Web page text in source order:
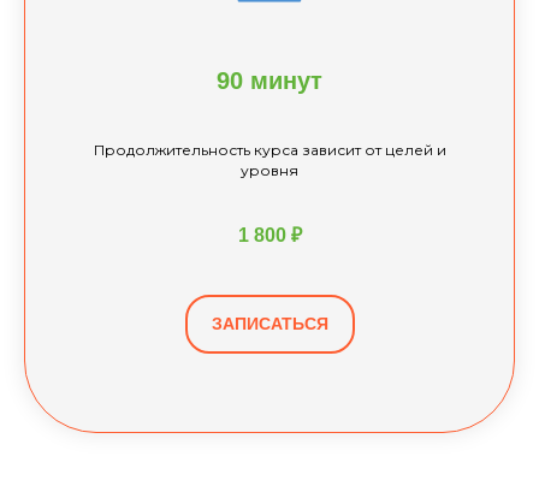
90 минут
Продолжительность курса зависит от целей и
уровня
1 800 ₽
ЗАПИСАТЬСЯ